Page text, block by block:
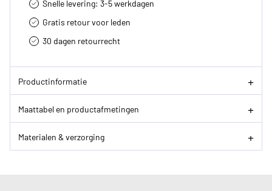
Snelle levering: 3-5 werkdagen
Gratis retour voor leden
30 dagen retourrecht­
Productinformatie
Maattabel en productafmetingen
Materialen & verzorging